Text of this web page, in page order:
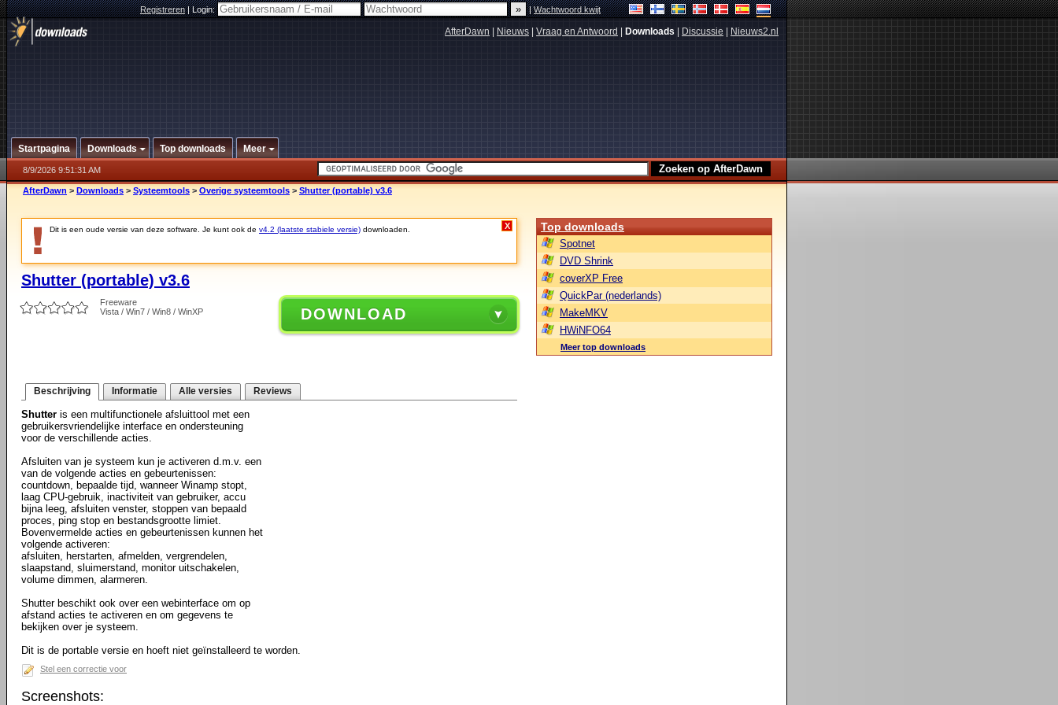
Registreren|Login: |Wachtwoord kwijt
AfterDawn Nieuws Vraag en Antwoord Downloads Discussie Nieuws2.nl
Startpagina Downloads Top downloads Meer
8/9/2026 9:51:31 AM
AfterDawn > Downloads > Systeemtools > Overige systeemtools > Shutter (portable) v3.6
Dit is een oude versie van deze software. Je kunt ook de v4.2 (laatste stabiele versie) downloaden. X
Shutter (portable) v3.6
Freeware
Vista / Win7 / Win8 / WinXP
DOWNLOAD
Beschrijving Informatie Alle versies Reviews
Shutter is een multifunctionele afsluittool met een
gebruikersvriendelijke interface en ondersteuning
voor de verschillende acties.
Afsluiten van je systeem kun je activeren d.m.v. een
van de volgende acties en gebeurtenissen:
countdown, bepaalde tijd, wanneer Winamp stopt,
laag CPU-gebruik, inactiviteit van gebruiker, accu
bijna leeg, afsluiten venster, stoppen van bepaald
proces, ping stop en bestandsgrootte limiet.
Bovenvermelde acties en gebeurtenissen kunnen het
volgende activeren:
afsluiten, herstarten, afmelden, vergrendelen,
slaapstand, sluimerstand, monitor uitschakelen,
volume dimmen, alarmeren.
Shutter beschikt ook over een webinterface om op
afstand acties te activeren en om gegevens te
bekijken over je systeem.
Dit is de portable versie en hoeft niet geïnstalleerd te worden.
Stel een correctie voor
Screenshots:
Top downloads
Spotnet
DVD Shrink
coverXP Free
QuickPar (nederlands)
MakeMKV
HWiNFO64
Meer top downloads